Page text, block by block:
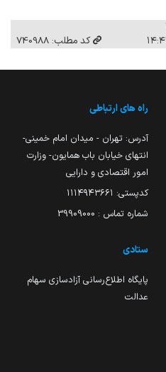
کد مطلب: 740988
راه های ارتباطی
آدرس: تهران - میدان امام خمینی-
انتهای خیابان باب همایون- وزارت
امور اقتصادی و دارایی
کدپستی: ۱۱۱۴۹۴۳۶۶۱
شماره تماس : 39909000
ستادی
پایگاه اطلاع‌رسانی آزادسازی سهام
عدالت